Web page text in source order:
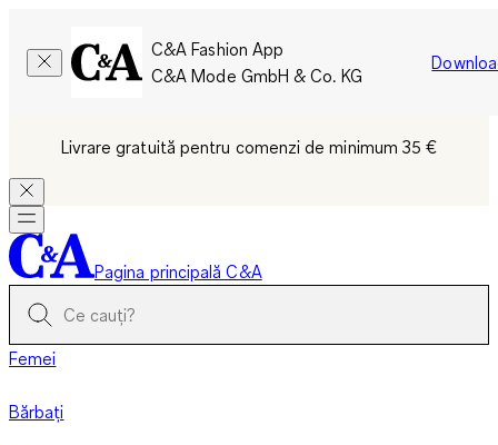
C&A Fashion App
C&A Mode GmbH & Co. KG
Livrare gratuită pentru comenzi de minimum 35 €
Pagina principală C&A
Femei
Bărbați